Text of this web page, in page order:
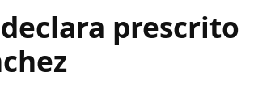
prescrito